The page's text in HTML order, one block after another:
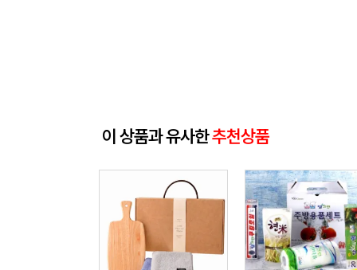
이 상품과 유사한추천상품